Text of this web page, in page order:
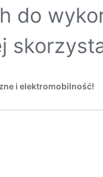
do
i elektromobilność!